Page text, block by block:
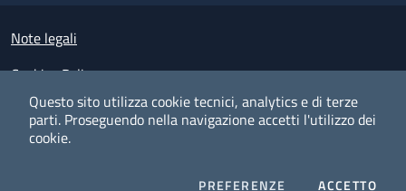
Questo sito utilizza cookie tecnici, analytics e di terze
parti. Proseguendo nella navigazione accetti l'utilizzo dei
cookie.
PREFERENZE COOKIESACCETTOI
Small prints
Note legali
Cookies Policy
Policy privacy e protezione del dato personale
Albo pretorio on-line